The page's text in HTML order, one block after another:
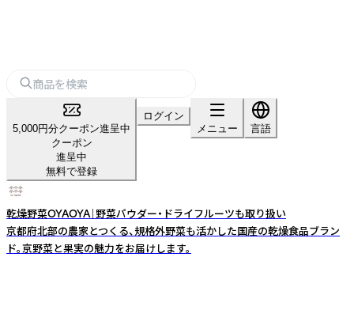
5,000円分クーポン進呈中
クーポン
進呈中
無料で登録
ログイン
メニュー
言語
乾燥野菜OYAOYA｜野菜パウダー・ドライフルーツも取り扱い
京都府北部の農家とつくる、規格外野菜も活かした国産の乾燥食品ブラン
ド。京野菜と果実の魅力をお届けします。